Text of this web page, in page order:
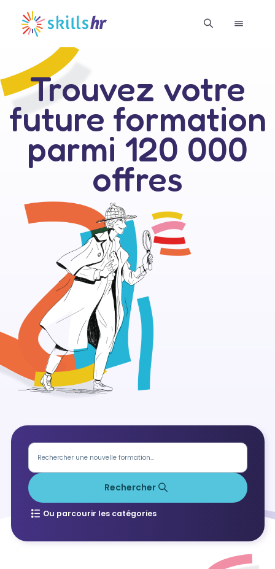
Trouvez votre
future formation
parmi 120 000
offres
Rechercher
Ou parcourir les catégories